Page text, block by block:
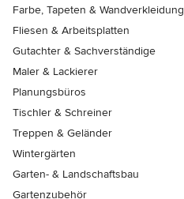
Farbe, Tapeten & Wandverkleidung
Fliesen & Arbeitsplatten
Gutachter & Sachverständige
Maler & Lackierer
Planungsbüros
Tischler & Schreiner
Treppen & Geländer
Wintergärten
Garten- & Landschaftsbau
Gartenzubehör